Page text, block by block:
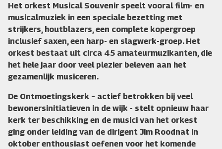
Het orkest Musical Souvenir speelt vooral film- en
musicalmuziek in een speciale bezetting met
strijkers, houtblazers, een complete kopergroep
inclusief saxen, een harp- en slagwerk-groep. Het
orkest bestaat uit circa 45 amateurmuzikanten, die
het hele jaar door veel plezier beleven aan het
gezamenlijk musiceren.
De Ontmoetingskerk – actief betrokken bij veel
bewonersinitiatieven in de wijk - stelt opnieuw haar
kerk ter beschikking en de musici van het orkest
ging onder leiding van de dirigent Jim Roodnat in
oktober enthousiast oefenen voor het komende